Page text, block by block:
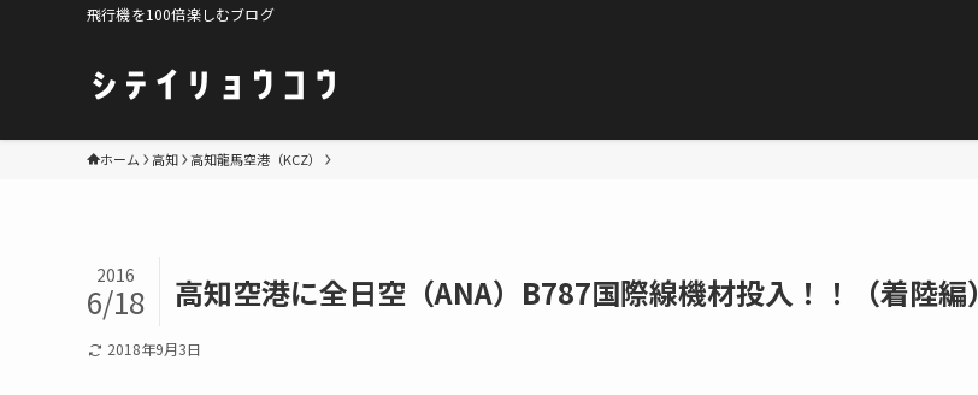
飛行機を100倍楽しむブログ
ホーム 高知 高知龍馬空港（KCZ）
高知空港に全日空（ANA）B787国際線機材投入！！（着陸編）
2016
6/18
2018年9月3日